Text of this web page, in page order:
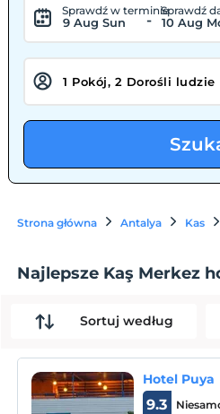
Sprawdź w terminie
9 Aug Sun -
Sprawdź
10 Aug
Strona główna Antalya Kas
Najlepsze Kaş Merkez
Sortuj według
Hotel Puya
9.3